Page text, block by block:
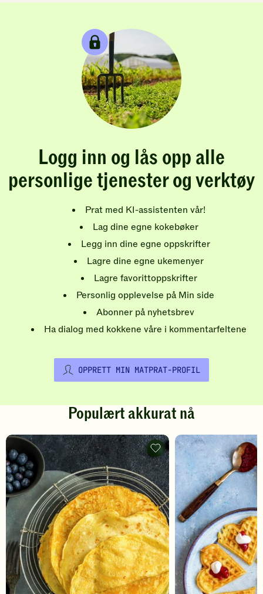
Logg inn og lås opp alle
personlige tjenester og verktøy
Prat med KI-assistenten vår!
Lag dine egne kokebøker
Legg inn dine egne oppskrifter
Lagre dine egne ukemenyer
Lagre favorittoppskrifter
Personlig opplevelse på Min side
Abonner på nyhetsbrev
Ha dialog med kokkene våre i kommentarfeltene
OPPRETT MIN MATPRAT-PROFIL
Populært akkurat nå
Pannekaker
-
legg
til
favoritter